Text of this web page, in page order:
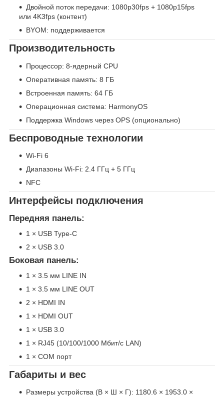
Двойной поток передачи: 1080p30fps + 1080p15fps
или 4K3fps (контент)
BYOM: поддерживается
Производительность
Процессор: 8-ядерный CPU
Оперативная память: 8 ГБ
Встроенная память: 64 ГБ
Операционная система: HarmonyOS
Поддержка Windows через OPS (опционально)
Беспроводные технологии
Wi-Fi 6
Диапазоны Wi-Fi: 2.4 ГГц + 5 ГГц
NFC
Интерфейсы подключения
Передняя панель:
1 × USB Type-C
2 × USB 3.0
Боковая панель:
1 × 3.5 мм LINE IN
1 × 3.5 мм LINE OUT
2 × HDMI IN
1 × HDMI OUT
1 × USB 3.0
1 × RJ45 (10/100/1000 Мбит/с LAN)
1 × COM порт
Габариты и вес
Размеры устройства (В × Ш × Г): 1180.6 × 1953.0 ×